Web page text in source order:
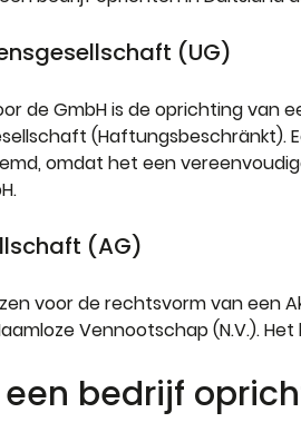
(UG)
de GmbH is de oprichting van
(Haftungsbeschränkt).
omdat het een
(AG)
voor de rechtsvorm van een
Vennootschap (N.V.).
bedrijf